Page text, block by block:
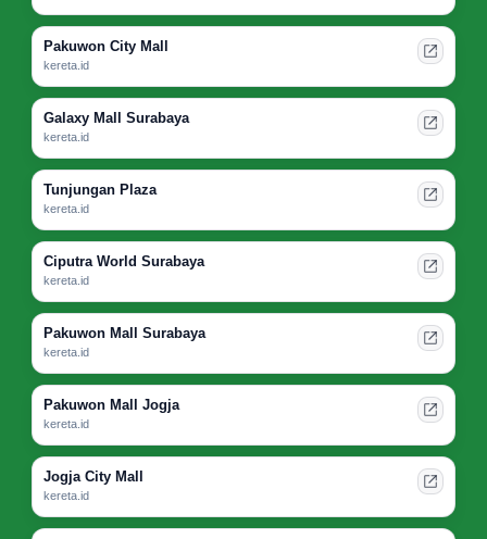
Pakuwon City Mall
kereta.id
Galaxy Mall Surabaya
kereta.id
Tunjungan Plaza
kereta.id
Ciputra World Surabaya
kereta.id
Pakuwon Mall Surabaya
kereta.id
Pakuwon Mall Jogja
kereta.id
Jogja City Mall
kereta.id